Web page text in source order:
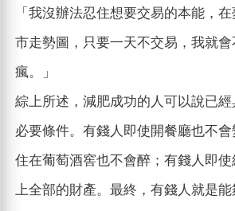
「我沒辦法忍住想要交易的本能，
市走勢圖，只要一天不交易，我就
瘋。」
綜上所述，減肥成功的人可以說已
必要條件。有錢人即使開餐廳也不
住在葡萄酒窖也不會醉；有錢人即
上全部的財產。最終，有錢人就是